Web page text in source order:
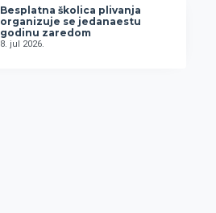
Besplatna školica plivanja
organizuje se jedanaestu
godinu zaredom
8. jul 2026.